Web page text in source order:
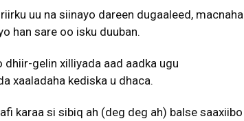
uu na siinayo dareen dugaaleed, macnaha
han sare oo isku duuban.
dhiir-gelin xilliyada aad aadka ugu
xaaladaha kediska u dhaca.
karaa si sibiq ah (deg deg ah) balse saaxiibo